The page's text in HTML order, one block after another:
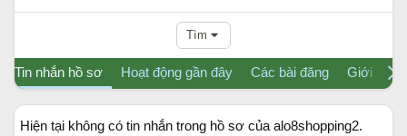
Tìm
Tin nhắn hồ sơ Hoạt động gần đây Các bài đăng Giới thiệu
Hiện tại không có tin nhắn trong hồ sơ của alo8shopping2.